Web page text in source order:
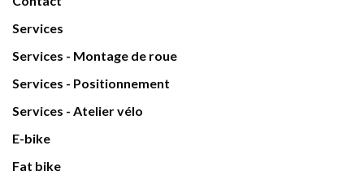
Services
Services - Montage de roue
Services - Positionnement
Services - Atelier vélo
E-bike
Fat bike